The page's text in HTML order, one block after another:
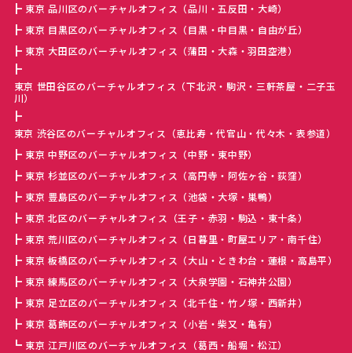
東京 品川区のバーチャルオフィス（品川・五反田・大崎）
東京 目黒区のバーチャルオフィス（目黒・中目黒・自由が丘）
東京 大田区のバーチャルオフィス（蒲田・大森・羽田空港）
東京 世田谷区のバーチャルオフィス（下北沢・駒沢・三軒茶屋・二子玉
川）
東京 渋谷区のバーチャルオフィス（恵比寿・代官山・代々木・表参道）
東京 中野区のバーチャルオフィス（中野・東中野）
東京 杉並区のバーチャルオフィス（高円寺・阿佐ヶ谷・荻窪）
東京 豊島区のバーチャルオフィス（池袋・大塚・巣鴨）
東京 北区のバーチャルオフィス（王子・赤羽・駒込・東十条）
東京 荒川区のバーチャルオフィス（日暮里・町屋エリア・南千住）
東京 板橋区のバーチャルオフィス（大山・ときわ台・蓮根・高島平）
東京 練馬区のバーチャルオフィス（大泉学園・石神井公園）
東京 足立区のバーチャルオフィス（北千住・竹ノ塚・西新井）
東京 葛飾区のバーチャルオフィス（小岩・柴又・亀有）
東京 江戸川区のバーチャルオフィス（葛西・船堀・松江）